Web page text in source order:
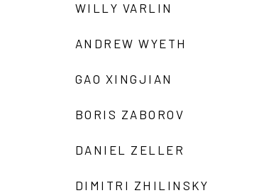
WILLY VARLIN
ANDREW WYETH
GAO XINGJIAN
BORIS ZABOROV
DANIEL ZELLER
DIMITRI ZHILINSKY